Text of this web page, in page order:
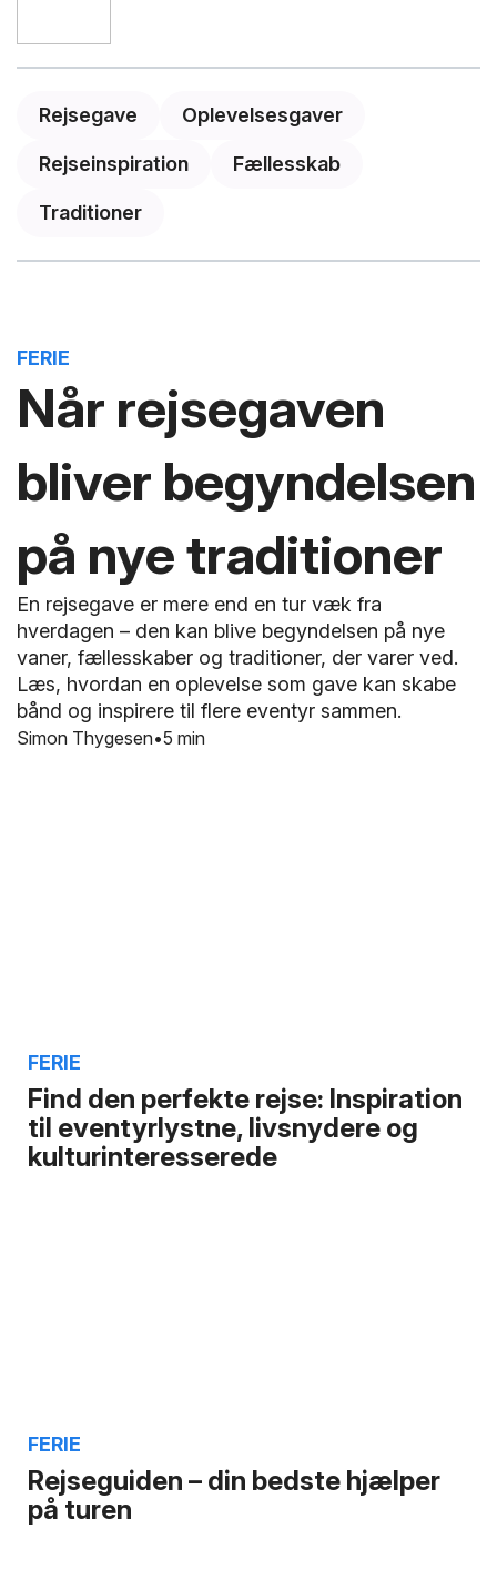
Rejsegave Oplevelsesgaver
Rejseinspiration Fællesskab
Traditioner
Når rejsegaven
bliver begyndelsen
på nye traditioner
FERIE
5 min
En rejsegave er mere end en tur væk fra
hverdagen – den kan blive begyndelsen på nye
vaner, fællesskaber og traditioner, der varer ved.
Læs, hvordan en oplevelse som gave kan skabe
bånd og inspirere til flere eventyr sammen.
Simon Thygesen
Find den perfekte rejse: Inspiration
til eventyrlystne, livsnydere og
kulturinteresserede
FERIE
Rejseguiden – din bedste hjælper
på turen
FERIE